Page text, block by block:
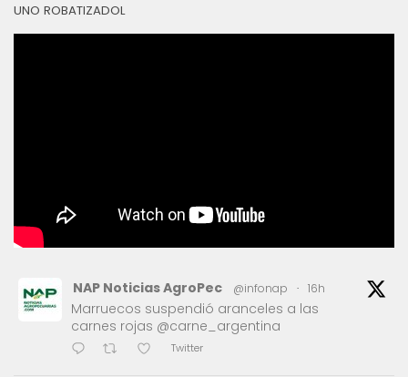
UNO ROBATIZADOL
NAP Noticias AgroPec @infonap · 16h
Marruecos suspendió aranceles a las
carnes rojas @carne_argentina
Twitter